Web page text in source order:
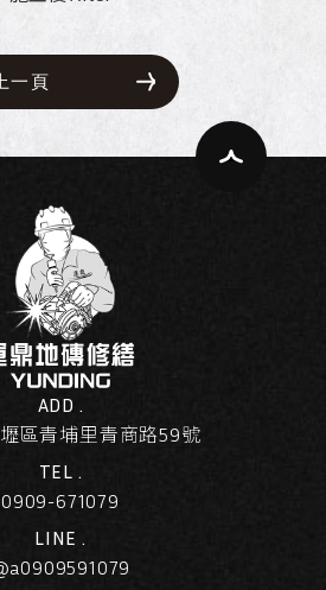
一頁
ADD .
區青埔里青商路59號
TEL .
0909-671079
LINE .